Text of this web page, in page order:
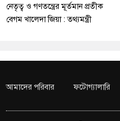
নেতৃত্ব ও গণতন্ত্রের মূর্তমান প্রতীক
বেগম খালেদা জিয়া : তথ্যমন্ত্রী
আমাদের পরিবার ফটোগ্যালারি